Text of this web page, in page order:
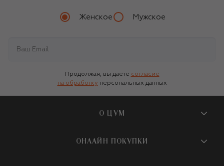
Женское Мужское
Продолжая, вы даете согласие
на обработку персональных данных
О ЦУМ
О магазине
ОНЛАЙН ПОКУПКИ